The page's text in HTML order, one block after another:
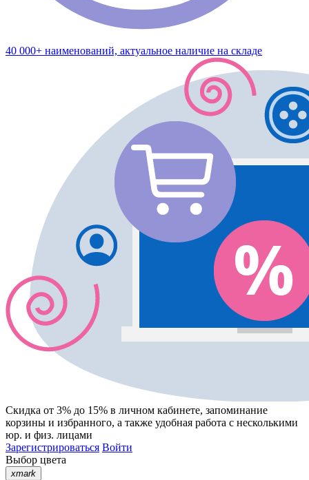
40 000+ наименований, актуальное наличие на складе
Скидка от 3% до 15% в личном кабинете, запоминание
корзины и избранного, а также удобная работа с несколькими
юр. и физ. лицами
Зарегистрироваться Войти
Выбор цвета
xmark